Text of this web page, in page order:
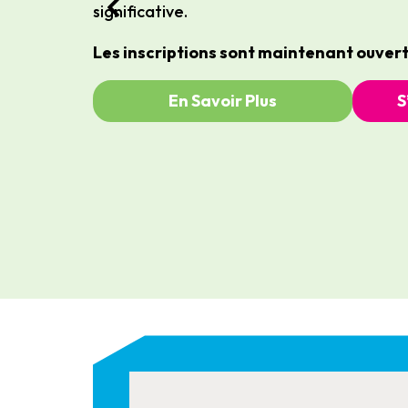
significative.
Les inscriptions sont maintenant
En Savoir Plus